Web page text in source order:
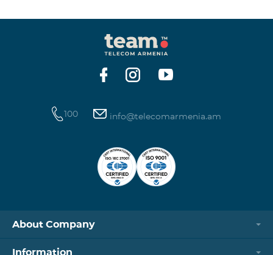
100 info@telecomarmenia.am
About Company
Information